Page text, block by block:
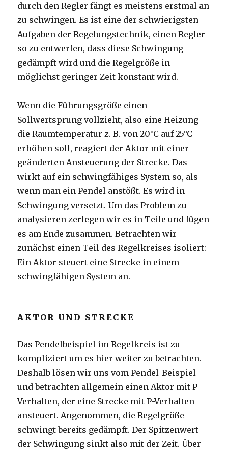
durch den Regler fängt es meistens erstmal an
zu schwingen. Es ist eine der schwierigsten
Aufgaben der Regelungstechnik, einen Regler
so zu entwerfen, dass diese Schwingung
gedämpft wird und die Regelgröße in
möglichst geringer Zeit konstant wird.
Wenn die Führungsgröße einen
Sollwertsprung vollzieht, also eine Heizung
die Raumtemperatur z. B. von 20°C auf 25°C
erhöhen soll, reagiert der Aktor mit einer
geänderten Ansteuerung der Strecke. Das
wirkt auf ein schwingfähiges System so, als
wenn man ein Pendel anstößt. Es wird in
Schwingung versetzt. Um das Problem zu
analysieren zerlegen wir es in Teile und fügen
es am Ende zusammen. Betrachten wir
zunächst einen Teil des Regelkreises isoliert:
Ein Aktor steuert eine Strecke in einem
schwingfähigen System an.
AKTOR UND STRECKE
Das Pendelbeispiel im Regelkreis ist zu
kompliziert um es hier weiter zu betrachten.
Deshalb lösen wir uns vom Pendel-Beispiel
und betrachten allgemein einen Aktor mit P-
Verhalten, der eine Strecke mit P-Verhalten
ansteuert. Angenommen, die Regelgröße
schwingt bereits gedämpft. Der Spitzenwert
der Schwingung sinkt also mit der Zeit. Über